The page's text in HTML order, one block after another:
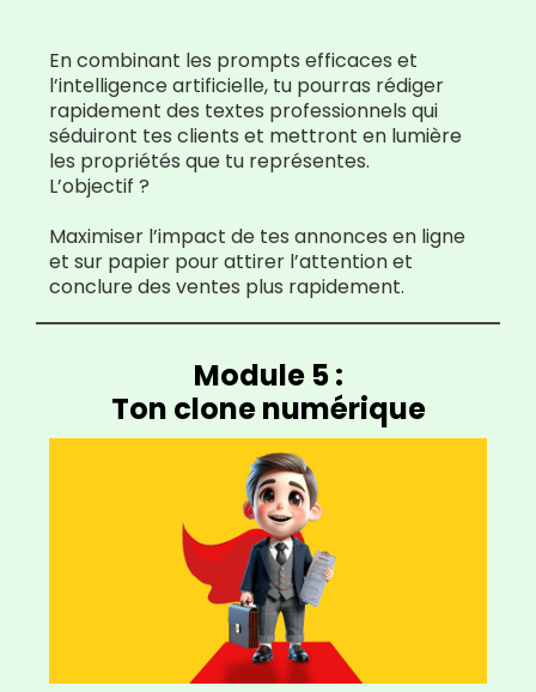
En combinant les prompts efficaces et
l’intelligence artificielle, tu pourras rédiger
rapidement des textes professionnels qui
séduiront tes clients et mettront en lumière
les propriétés que tu représentes.
L’objectif ?
Maximiser l’impact de tes annonces en ligne
et sur papier pour attirer l’attention et
conclure des ventes plus rapidement.
Module 5 :
Ton clone numérique